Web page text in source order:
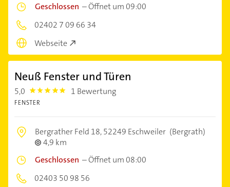
Geschlossen –Öffnet um 09:00
02402 7 09 66 34
Webseite
Neuß Fenster und Türen
5,0 5.0 1 Bewertung
FENSTER
Bergrather Feld 18,52249 Eschweiler (Bergrath)
4,9 km
Geschlossen –Öffnet um 08:00
02403 50 98 56